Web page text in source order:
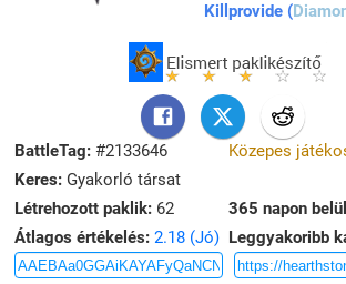
Killprovide (
BattleTag: #2133646
Közepes
Keres: Gyakorló társat
Létrehozott paklik: 62 365 napon
Átlagos értékelés: 2.18 (Jó) Leggyakoribb